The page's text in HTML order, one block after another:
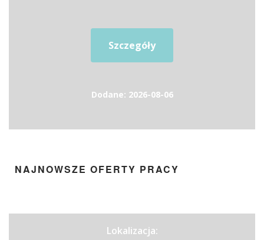
Szczegóły
Dodane: 2026-08-06
NAJNOWSZE OFERTY PRACY
Lokalizacja: